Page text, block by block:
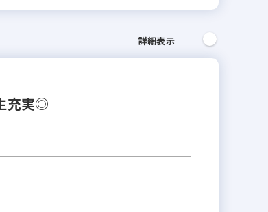
詳細表示
充実◎